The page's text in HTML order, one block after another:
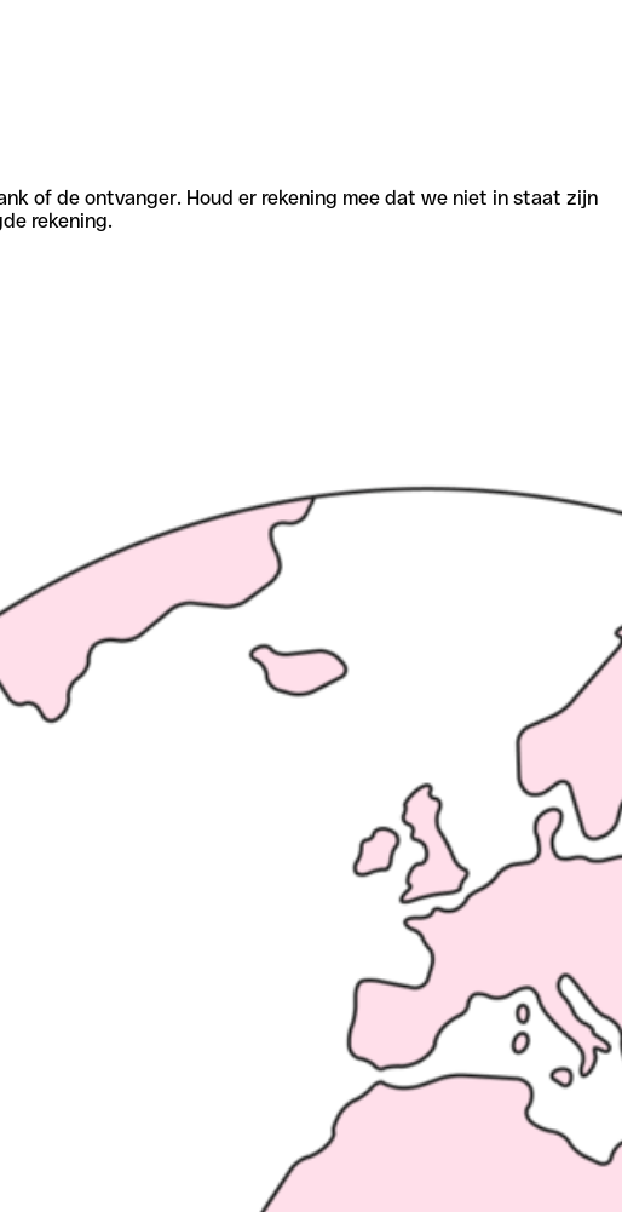
of de ontvanger. Houd er rekening mee dat we niet in staat zijn
rekening.